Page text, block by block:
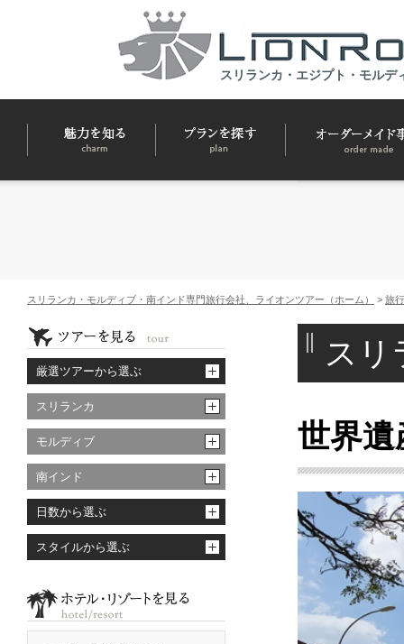
スリランカ・エジプト・モル
スリランカ・モルディブ・南インド専門旅行会社、ライオンツアー（ホーム） > 旅
スリ
世界
厳選ツアーから選ぶ
スリランカ
モルディブ
南インド
日数から選ぶ
スタイルから選ぶ